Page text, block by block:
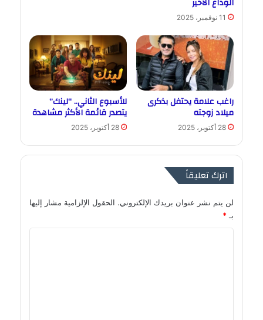
11 نوفمبر، 2025
راغب علامة يحتفل بذكرى
ميلاد زوجته
28 أكتوبر، 2025
للأسبوع الثاني.. “لينك”
يتصدر قائمة الأكثر مشاهدة
28 أكتوبر، 2025
اترك تعليقاً
لن يتم نشر عنوان بريدك الإلكتروني. الحقول الإلزامية مشار إليها
بـ *